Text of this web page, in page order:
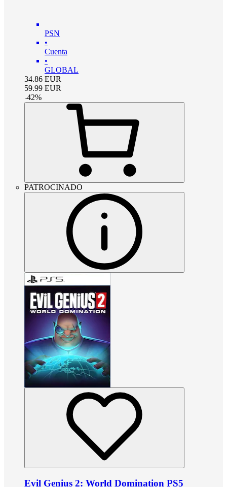
PSN
•
Cuenta
•
GLOBAL
34.86 EUR
59.99 EUR
-42%
PATROCINADO
Evil Genius 2: World Domination PS5